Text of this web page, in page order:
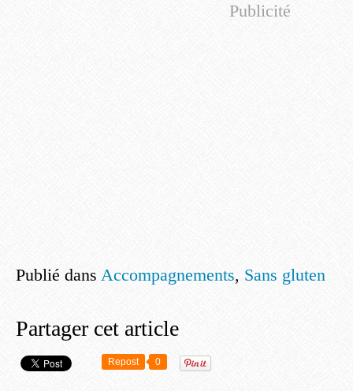
Publicité
Publié dans Accompagnements, Sans gluten
Partager cet article
Repost 0